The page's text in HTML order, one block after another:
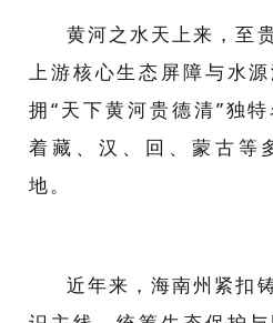
黄河之水天上来，至
上游核心生态屏障与水
拥“天下黄河贵德清”独
着藏、汉、回、蒙古等
地。
近年来，海南州紧扣